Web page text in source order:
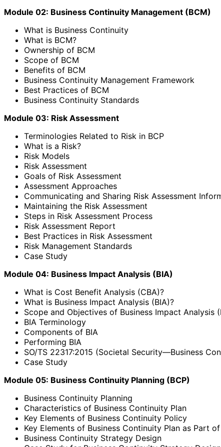
Module 02: Business Continuity Management (BCM)
What is Business Continuity
What is BCM?
Ownership of BCM
Scope of BCM
Benefits of BCM
Business Continuity Management Framework
Best Practices of BCM
Business Continuity Standards
Module 03: Risk Assessment
Terminologies Related to Risk in BCP
What is a Risk?
Risk Models
Risk Assessment
Goals of Risk Assessment
Assessment Approaches
Communicating and Sharing Risk Assessment
Maintaining the Risk Assessment
Steps in Risk Assessment Process
Risk Assessment Report
Best Practices in Risk Assessment
Risk Management Standards
Case Study
Module 04: Business Impact Analysis (BIA)
What is Cost Benefit Analysis (CBA)?
What is Business Impact Analysis (BIA)?
Scope and Objectives of Business Impact Analysis
BIA Terminology
Components of BIA
Performing BIA
SO/TS 22317:2015 (Societal Security—Business
Case Study
Module 05: Business Continuity Planning (BCP)
Business Continuity Planning
Characteristics of Business Continuity Plan
Key Elements of Business Continuity Policy
Key Elements of Business Continuity Plan as Part
Business Continuity Strategy Design